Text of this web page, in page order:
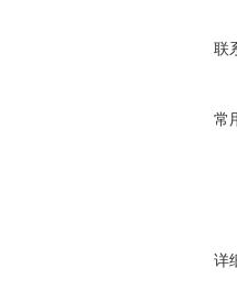
联
常
详